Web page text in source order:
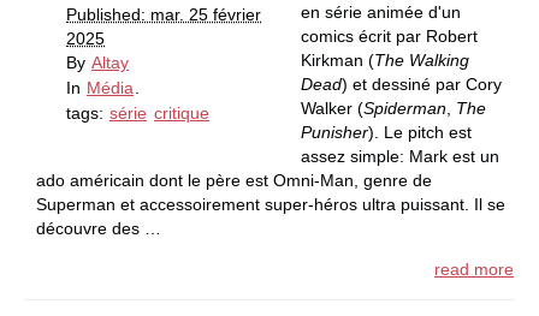
Published: mar. 25 février
2025
By Altay
In Média.
tags: série critique
en série animée d'un
comics écrit par Robert
Kirkman (The Walking
Dead) et dessiné par Cory
Walker (Spiderman, The
Punisher). Le pitch est
assez simple: Mark est un
ado américain dont le père est Omni-Man, genre de
Superman et accessoirement super-héros ultra puissant. Il se
découvre des …
read more